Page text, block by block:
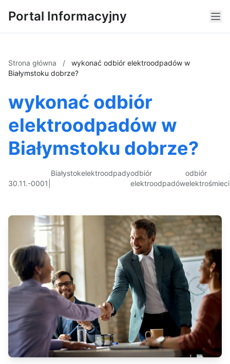
Portal Informacyjny
Strona główna /
wykonać odbiór elektroodpadów w
Białymstoku dobrze?
wykonać odbiór
elektroodpadów w
Białymstoku dobrze?
30.11.-0001
Białystokelektroodpadyodbiór
elektroodpadów
odbiór
elektrośmieci